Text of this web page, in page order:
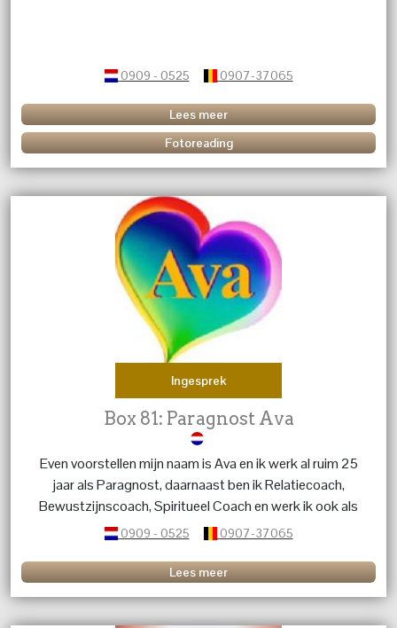
0909 - 0525 0907-37065
Lees meer
Fotoreading
Ingesprek
Box 81: Paragnost Ava
Even voorstellen mijn naam is Ava en ik werk al ruim 25
jaar als Paragnost, daarnaast ben ik Relatiecoach,
Bewustzijnscoach, Spiritueel Coach en werk ik ook als
healer d.m.v zingen. Ik ben helder voelend en helder
0909 - 0525 0907-37065
Lees meer